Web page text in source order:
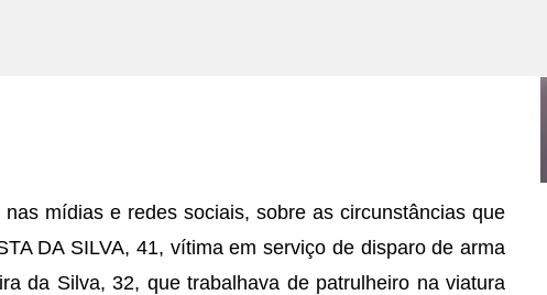
DE PE SERÁ ANTECIPADO, VEJA A DATA.
mídias e redes sociais, sobre as circunstâncias que
DA SILVA, 41, vítima em serviço de disparo de arma
da Silva, 32, que trabalhava de patrulheiro na viatura